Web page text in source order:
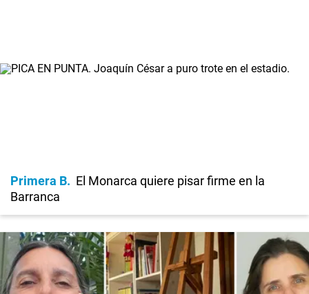
Primera B
El Monarca quiere pisar firme en la
Barranca